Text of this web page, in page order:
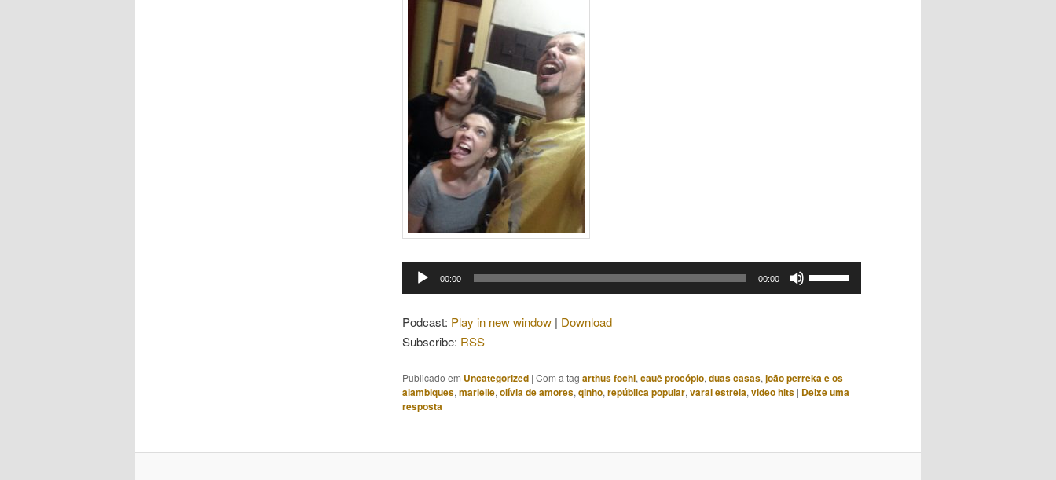
Tocador
de
00:00 00:00
para
Podcast: Play in new window | Download
Subscribe: RSS
Publicado em Uncategorized | Com a tag arthus fochi, cauê procópio, duas casas, joão perreka e os
alambiques, marielle, olívia de amores, qinho, república popular, varal estrela, video hits | Deixe uma
resposta